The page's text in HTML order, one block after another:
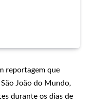
reportagem que
João do Mundo,
durante os dias de